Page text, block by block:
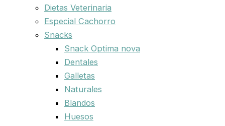
Dietas Veterinaria
Especial Cachorro
Snacks
Snack Optima nova
Dentales
Galletas
Naturales
Blandos
Huesos